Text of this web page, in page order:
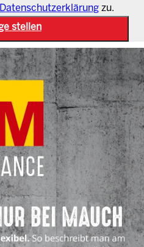
Datenschutzerklärung zu.